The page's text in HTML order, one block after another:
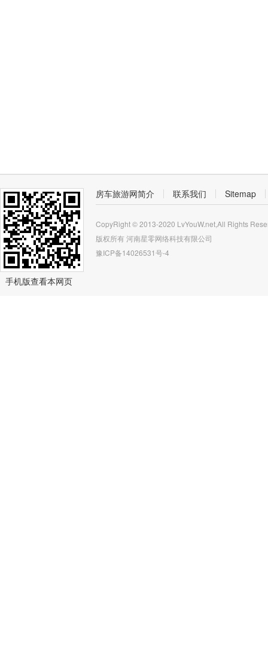
手机版查看本网页
房车旅游网简介 联系我们 Sitemap
CopyRight © 2013-2020 LvYouW.net,All Rights
版权所有河南星零网络科技有限公司
豫ICP备14026531号-4